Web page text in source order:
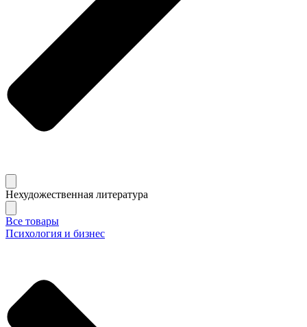
Нехудожественная литература
Все товары
Психология и бизнес